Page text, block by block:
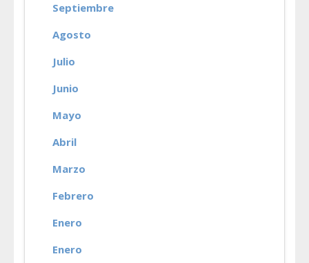
Septiembre
Agosto
Julio
Junio
Mayo
Abril
Marzo
Febrero
Enero
Enero